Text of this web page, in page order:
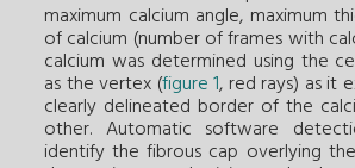
maximum calcium angle, maximum
of calcium (number of frames with
calcium was determined using the
as the vertex (figure 1, red rays) as it
clearly delineated border of the
other. Automatic software
identify the fibrous cap overlying